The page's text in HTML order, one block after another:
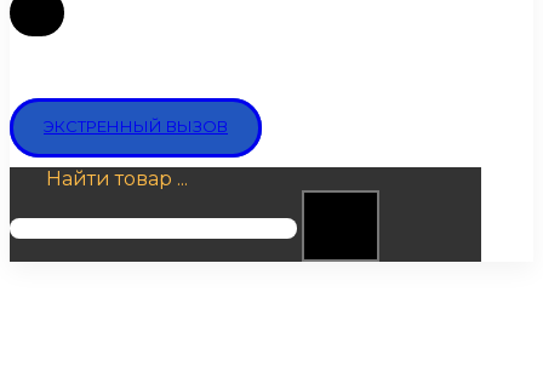
ЭКСТРЕННЫЙ ВЫЗОВ
Найти товар ...